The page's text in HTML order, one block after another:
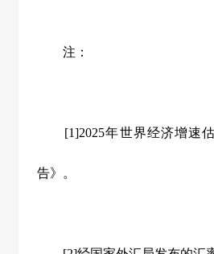
注：
[1]2025年世界经济增速估
告》。